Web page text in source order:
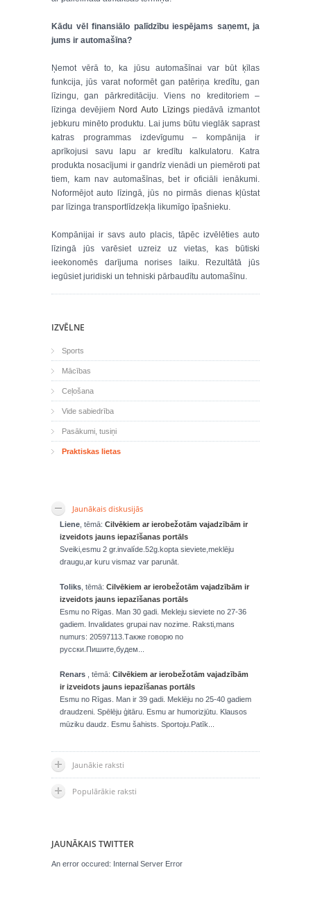
Kādu vēl finansiālo palīdzību iespējams saņemt, ja
jums ir automašīna?
Ņemot vērā to, ka jūsu automašīnai var būt ķīlas
funkcija, jūs varat noformēt gan patēriņa kredītu, gan
līzingu, gan pārkreditāciju. Viens no kreditoriem –
līzinga devējiem Nord Auto Līzingspiedāvā izmantot
jebkuru minēto produktu. Lai jums būtu vieglāk saprast
katras programmas izdevīgumu – kompānija ir
aprīkojusi savu lapu ar kredītu kalkulatoru. Katra
produkta nosacījumi ir gandrīz vienādi un piemēroti pat
tiem, kam nav automašīnas, bet ir oficiāli ienākumi.
Noformējot auto līzingā, jūs no pirmās dienas kļūstat
par līzinga transportlīdzekļa likumīgo īpašnieku.
Kompānijai ir savs auto placis, tāpēc izvēlēties auto
līzingā jūs varēsiet uzreiz uz vietas, kas būtiski
ieekonomēs darījuma norises laiku. Rezultātā jūs
iegūsiet juridiski un tehniski pārbaudītu automašīnu.
IZVĒLNE
Sports
Mācības
Ceļošana
Vide sabiedrība
Pasākumi, tusiņi
Praktiskas lietas
Jaunākais diskusijās
Liene , tēmā: Cilvēkiem ar ierobežotām vajadzībām ir
izveidots jauns iepazīšanas portāls
Sveiki,esmu 2 gr.invalíde.52g.kopta sieviete,meklēju
draugu,ar kuru vismaz var parunāt.
Toliks , tēmā: Cilvēkiem ar ierobežotām vajadzībām ir
izveidots jauns iepazīšanas portāls
Esmu no Rīgas. Man 30 gadi. Mekleju sieviete no 27-36
gadiem. Invalidates grupai nav nozime. Raksti,mans
numurs: 20597113.Также говорю по
русски.Пишите,будем...
Renars , tēmā: Cilvēkiem ar ierobežotām vajadzībām
ir izveidots jauns iepazīšanas portāls
Esmu no Rīgas. Man ir 39 gadi. Meklēju no 25-40 gadiem
draudzeni. Spēlēju ģitāru. Esmu ar humorizjūtu. Klausos
mūziku daudz. Esmu šahists. Sportoju.Patīk...
Jaunākie raksti
Populārākie raksti
JAUNĀKAIS TWITTER
An error occured: Internal Server Error